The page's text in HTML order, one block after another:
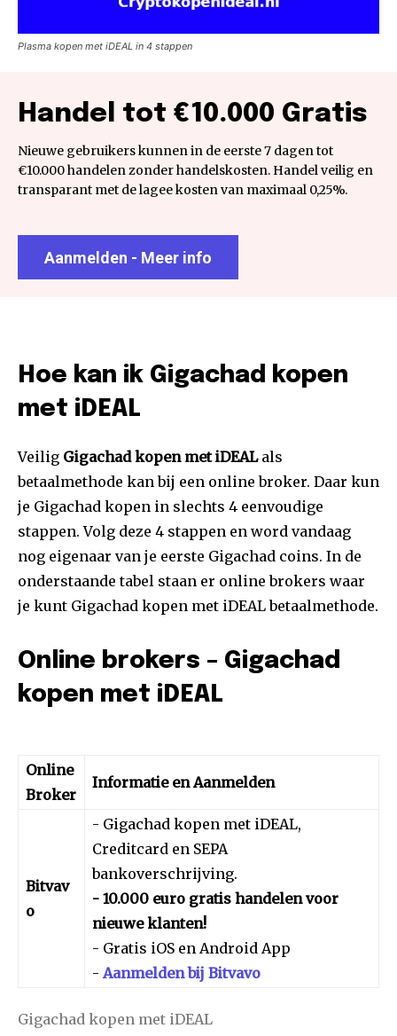
Plasma kopen met iDEAL in 4 stappen
Handel tot €10.000 Gratis
Nieuwe gebruikers kunnen in de eerste 7 dagen tot
€10.000 handelen zonder handelskosten. Handel veilig en
transparant met de lagee kosten van maximaal 0,25%.
Aanmelden - Meer info
Hoe kan ik Gigachad kopen
met iDEAL
Veilig Gigachad kopen met iDEALals
betaalmethode kan bij een online broker. Daar kun
je Gigachad kopen in slechts 4 eenvoudige
stappen. Volg deze 4 stappen en word vandaag
nog eigenaar van je eerste Gigachad coins. In de
onderstaande tabel staan er online brokers waar
je kunt Gigachad kopen met iDEAL betaalmethode.
Online brokers – Gigachad
kopen met iDEAL
Online
Broker
Informatie en Aanmelden
Bitvav
o
- Gigachad kopen met iDEAL,
Creditcard en SEPA
bankoverschrijving.
- 10.000 euro gratis handelen voor
nieuwe klanten!
- Gratis iOS en Android App
- Aanmelden bij Bitvavo
Gigachad kopen met iDEAL